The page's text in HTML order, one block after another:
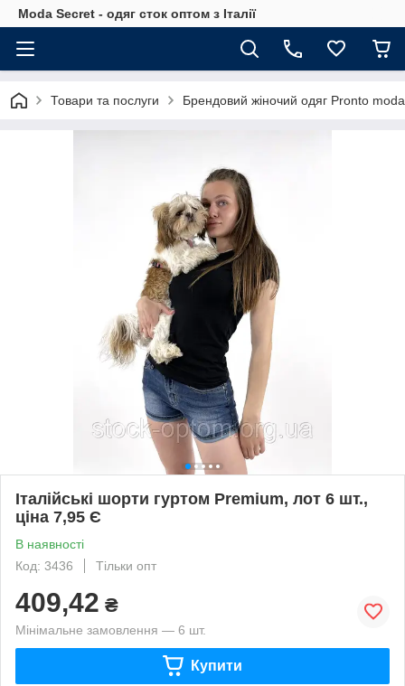
Moda Secret - одяг сток оптом з Італії
Товари та послуги Брендовий жіночий одяг Pronto
Італійські шорти гуртом Premium, лот 6 шт.,
ціна 7,95 Є
В наявності
Код: 3436
Тільки опт
409,42 ₴
Мінімальне замовлення — 6 шт.
Купити